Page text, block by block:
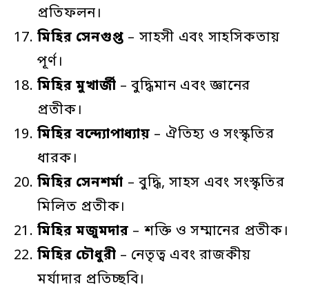
প্রতিফলন।
মিহির সেনগুপ্ত – সাহসী এবং সাহসিকতায়
পূর্ণ।
মিহির মুখার্জী – বুদ্ধিমান এবং জ্ঞানের
প্রতীক।
মিহির বন্দ্যোপাধ্যায় – ঐতিহ্য ও সংস্কৃতির
ধারক।
মিহির সেনশর্মা – বুদ্ধি, সাহস এবং সংস্কৃতির
মিলিত প্রতীক।
মিহির মজুমদার – শক্তি ও সম্মানের প্রতীক।
মিহির চৌধুরী – নেতৃত্ব এবং রাজকীয়
মর্যাদার প্রতিচ্ছবি।